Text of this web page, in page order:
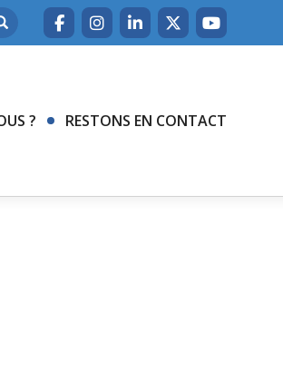
? RESTONS EN CONTACT